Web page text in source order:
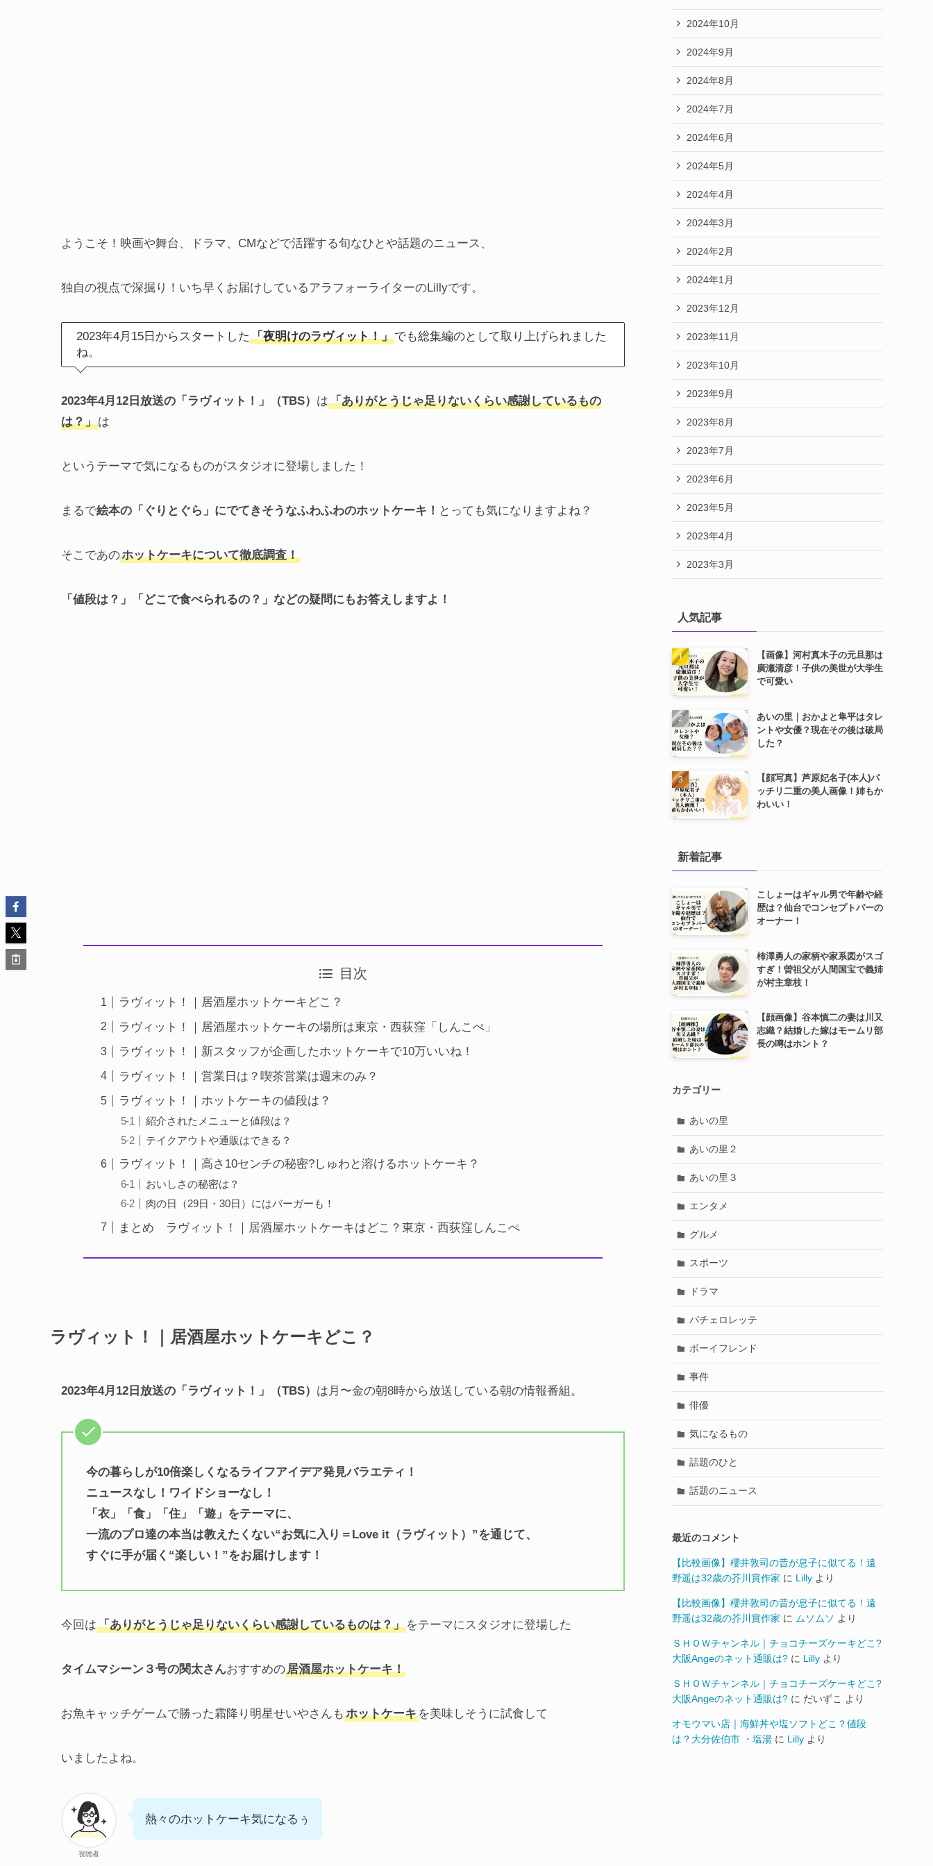
ようこそ！映画や舞台、ドラマ、CMなどで活躍する旬なひとや話題のニュース、
独自の視点で深掘り！いち早くお届けしているアラフォーライターのLillyです。
2023年4月15日からスタートした「夜明けのラヴィット！」でも総集編のとして取り上げられました
ね。
2023年4月12日放送の「ラヴィット！」（TBS） は「ありがとうじゃ足りないくらい感謝しているもの
は？」は
というテーマで気になるものがスタジオに登場しました！
まるで絵本の「ぐりとぐら」にでてきそうなふわふわのホットケーキ！ とっても気になりますよね？
そこであのホットケーキについて徹底調査！
「値段は？」「どこで食べられるの？」などの疑問にもお答えしますよ！
目次
ラヴィット！｜居酒屋ホットケーキどこ？
ラヴィット！｜居酒屋ホットケーキの場所は東京・西荻窪「しんこぺ」
ラヴィット！｜新スタッフが企画したホットケーキで10万いいね！
ラヴィット！｜営業日は？喫茶営業は週末のみ？
ラヴィット！｜ホットケーキの値段は？
紹介されたメニューと値段は？
テイクアウトや通販はできる？
ラヴィット！｜高さ10センチの秘密?しゅわと溶けるホットケーキ？
おいしさの秘密は？
肉の日（29日・30日）にはバーガーも！
まとめ ラヴィット！｜居酒屋ホットケーキはどこ？東京・西荻窪しんこぺ
ラヴィット！｜居酒屋ホットケーキどこ？
2023年4月12日放送の「ラヴィット！」（TBS） は月〜金の朝8時から放送している朝の情報番組。
今の暮らしが10倍楽しくなるライフアイデア発見バラエティ！
ニュースなし！ワイドショーなし！
「衣」「食」「住」「遊」をテーマに、
一流のプロ達の本当は教えたくない“お気に入り＝Love it（ラヴィット）”を通じて、
すぐに手が届く“楽しい！”をお届けします！
今回は「ありがとうじゃ足りないくらい感謝しているものは？」 をテーマにスタジオに登場した
タイムマシーン３号の関太さんおすすめの居酒屋ホットケーキ！
お魚キャッチゲームで勝った霜降り明星せいやさんも ホットケーキ を美味しそうに試食して
いましたよね。
視聴者
熱々のホットケーキ気になるぅ
2024年10月
2024年9月
2024年8月
2024年7月
2024年6月
2024年5月
2024年4月
2024年3月
2024年2月
2024年1月
2023年12月
2023年11月
2023年10月
2023年9月
2023年8月
2023年7月
2023年6月
2023年5月
2023年4月
2023年3月
人気記事
【画像】河村真木子の元旦那は
廣瀬清彦！子供の美世が大学生
で可愛い
あいの里｜おかよと隼平はタレ
ントや女優？現在その後は破局
した？
【顔写真】芦原妃名子(本人)パ
ッチリ二重の美人画像！姉もか
わいい！
新着記事
こしょーはギャル男で年齢や経
歴は？仙台でコンセプトバーの
オーナー！
柿澤勇人の家柄や家系図がスゴ
すぎ！曽祖父が人間国宝で義姉
が村主章枝！
【顔画像】谷本慎二の妻は川又
志織？結婚した嫁はモームリ部
長の噂はホント？
カテゴリー
あいの里
あいの里２
あいの里３
エンタメ
グルメ
スポーツ
ドラマ
バチェロレッテ
ボーイフレンド
事件
俳優
気になるもの
話題のひと
話題のニュース
最近のコメント
【比較画像】櫻井敦司の昔が息子に似てる！遠
野遥は32歳の芥川賞作家 に Lilly より
【比較画像】櫻井敦司の昔が息子に似てる！遠
野遥は32歳の芥川賞作家 に ムソムソ より
ＳＨＯＷチャンネル｜チョコチーズケーキどこ?
大阪Angeのネット通販は? に Lilly より
ＳＨＯＷチャンネル｜チョコチーズケーキどこ?
大阪Angeのネット通販は? に だいずこ より
オモウマい店｜海鮮丼や塩ソフトどこ？値段
は？大分佐伯市 ・塩湯 に Lilly より